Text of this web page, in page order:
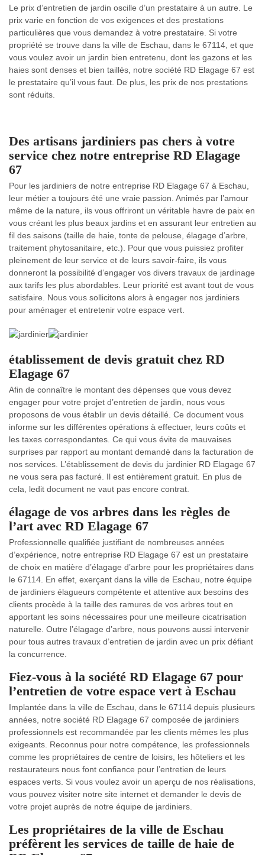
Le prix d’entretien de jardin oscille d’un prestataire à un autre. Le
prix varie en fonction de vos exigences et des prestations
particulières que vous demandez à votre prestataire. Si votre
propriété se trouve dans la ville de Eschau, dans le 67114, et que
vous voulez avoir un jardin bien entretenu, dont les gazons et les
haies sont denses et bien taillés, notre société RD Elagage 67 est
le prestataire qu’il vous faut. De plus, les prix de nos prestations
sont réduits.
Des artisans jardiniers pas chers à votre
service chez notre entreprise RD Elagage
67
Pour les jardiniers de notre entreprise RD Elagage 67 à Eschau,
leur métier a toujours été une vraie passion. Animés par l’amour
même de la nature, ils vous offriront un véritable havre de paix en
vous créant les plus beaux jardins et en assurant leur entretien au
fil des saisons (taille de haie, tonte de pelouse, élagage d’arbre,
traitement phytosanitaire, etc.). Pour que vous puissiez profiter
pleinement de leur service et de leurs savoir-faire, ils vous
donneront la possibilité d’engager vos divers travaux de jardinage
aux tarifs les plus abordables. Leur priorité est avant tout de vous
satisfaire. Nous vous sollicitons alors à engager nos jardiniers
pour aménager et entretenir votre espace vert.
établissement de devis gratuit chez RD
Elagage 67
Afin de connaître le montant des dépenses que vous devez
engager pour votre projet d’entretien de jardin, nous vous
proposons de vous établir un devis détaillé. Ce document vous
informe sur les différentes opérations à effectuer, leurs coûts et
les taxes correspondantes. Ce qui vous évite de mauvaises
surprises par rapport au montant demandé dans la facturation de
nos services. L’établissement de devis du jardinier RD Elagage 67
ne vous sera pas facturé. Il est entièrement gratuit. En plus de
cela, ledit document ne vaut pas encore contrat.
élagage de vos arbres dans les règles de
l’art avec RD Elagage 67
Professionnelle qualifiée justifiant de nombreuses années
d’expérience, notre entreprise RD Elagage 67 est un prestataire
de choix en matière d’élagage d’arbre pour les propriétaires dans
le 67114. En effet, exerçant dans la ville de Eschau, notre équipe
de jardiniers élagueurs compétente et attentive aux besoins des
clients procède à la taille des ramures de vos arbres tout en
apportant les soins nécessaires pour une meilleure cicatrisation
naturelle. Outre l’élagage d’arbre, nous pouvons aussi intervenir
pour tous autres travaux d’entretien de jardin avec un prix défiant
la concurrence.
Fiez-vous à la société RD Elagage 67 pour
l’entretien de votre espace vert à Eschau
Implantée dans la ville de Eschau, dans le 67114 depuis plusieurs
années, notre société RD Elagage 67 composée de jardiniers
professionnels est recommandée par les clients mêmes les plus
exigeants. Reconnus pour notre compétence, les professionnels
comme les propriétaires de centre de loisirs, les hôteliers et les
restaurateurs nous font confiance pour l’entretien de leurs
espaces verts. Si vous voulez avoir un aperçu de nos réalisations,
vous pouvez visiter notre site internet et demander le devis de
votre projet auprès de notre équipe de jardiniers.
Les propriétaires de la ville de Eschau
préfèrent les services de taille de haie de